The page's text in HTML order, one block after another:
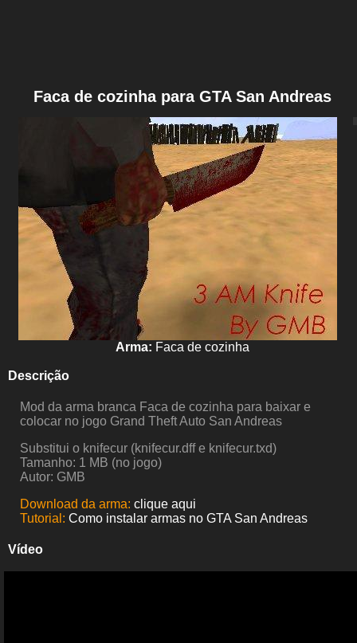
Faca de cozinha para GTA San Andreas
Arma: Faca de cozinha
Descrição
Mod da arma branca Faca de cozinha para baixar e
colocar no jogo Grand Theft Auto San Andreas
Substitui o knifecur (knifecur.dff e knifecur.txd)
Tamanho: 1 MB (no jogo)
Autor: GMB
Download da arma: clique aqui
Tutorial: Como instalar armas no GTA San Andreas
Vídeo